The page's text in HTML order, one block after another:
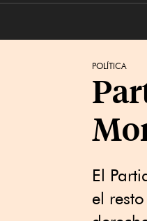
POLÍTICA
El
el